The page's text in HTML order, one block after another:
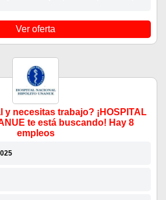
Ver oferta
y necesitas trabajo? ¡HOSPITAL
te está buscando! Hay 8
empleos